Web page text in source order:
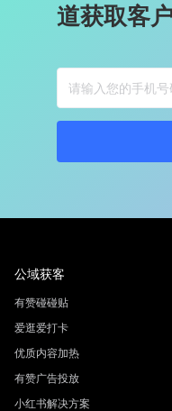
道获取客户
公域获客
有赞碰碰贴
爱逛爱打卡
优质内容加热
有赞广告投放
小红书解决方案